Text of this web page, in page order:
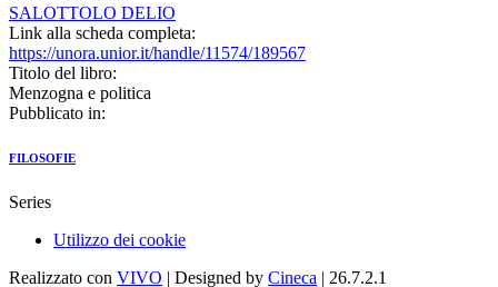
SALOTTOLO DELIO
Link alla scheda completa:
https://unora.unior.it/handle/11574/189567
Titolo del libro:
Menzogna e politica
Pubblicato in:
FILOSOFIE
Series
Utilizzo dei cookie
Realizzato con VIVO | Designed by Cineca | 26.7.2.1